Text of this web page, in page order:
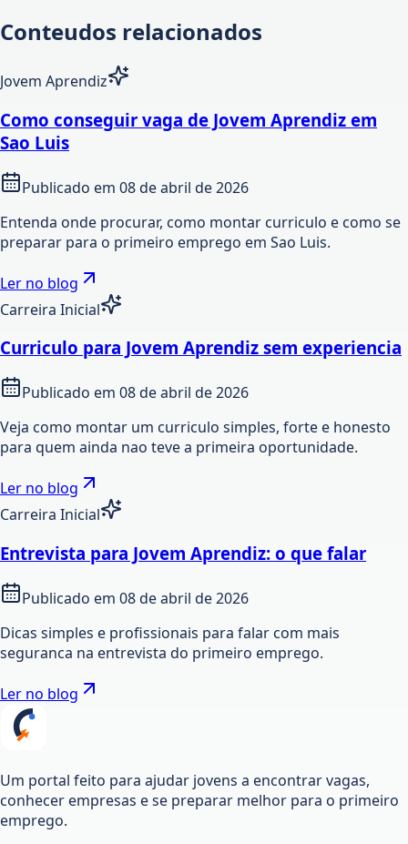
Conteudos relacionados
Jovem Aprendiz
Como conseguir vaga de Jovem Aprendiz em
Sao Luis
Publicado em 08 de abril de 2026
Entenda onde procurar, como montar curriculo e como se
preparar para o primeiro emprego em Sao Luis.
Ler no blog
Carreira Inicial
Curriculo para Jovem Aprendiz sem experiencia
Publicado em 08 de abril de 2026
Veja como montar um curriculo simples, forte e honesto
para quem ainda nao teve a primeira oportunidade.
Ler no blog
Carreira Inicial
Entrevista para Jovem Aprendiz: o que falar
Publicado em 08 de abril de 2026
Dicas simples e profissionais para falar com mais
seguranca na entrevista do primeiro emprego.
Ler no blog
Um portal feito para ajudar jovens a encontrar vagas,
conhecer empresas e se preparar melhor para o primeiro
emprego.